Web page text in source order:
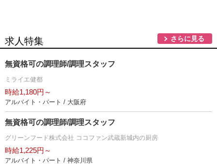
求人特集 さらに見る
無資格可の調理師/調理スタッフ
ミライエ健都
時給1,180円～
アルバイト・パート / 大阪府
無資格可の調理師/調理スタッフ
グリーンフード株式会社 ココファン武蔵新城内の厨房
時給1,225円～
アルバイト・パート / 神奈川県